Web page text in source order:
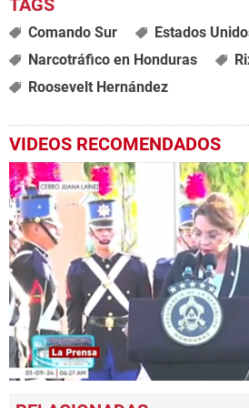
Comando Sur
Estados
Narcotráfico en Honduras
Roosevelt Hernández
VIDEOS RECOMENDADOS
seconds